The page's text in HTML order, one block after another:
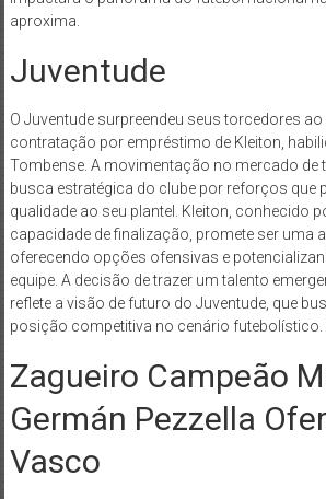
aproxima.
Juventude
O Juventude surpreendeu seus torcedores
contratação por empréstimo de Kleiton,
Tombense. A movimentação no mercado de
busca estratégica do clube por reforços que
qualidade ao seu plantel. Kleiton, conhecido
capacidade de finalização, promete ser uma
oferecendo opções ofensivas e
equipe. A decisão de trazer um talento
reflete a visão de futuro do Juventude, que
posição competitiva no cenário futebolístico.
Zagueiro Campeão
Germán Pezzella
Vasco